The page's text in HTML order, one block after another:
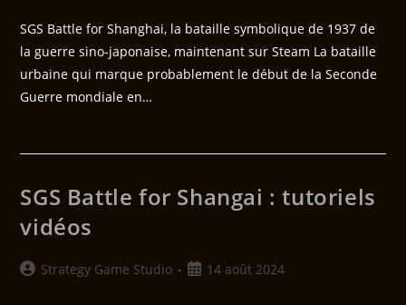
SGS Battle for Shanghai, la bataille symbolique de 1937 de
la guerre sino-japonaise, maintenant sur Steam La bataille
urbaine qui marque probablement le début de la Seconde
Guerre mondiale en…
SGS Battle for Shangai : tutoriels
vidéos
Strategy Game Studio 14 août 2024